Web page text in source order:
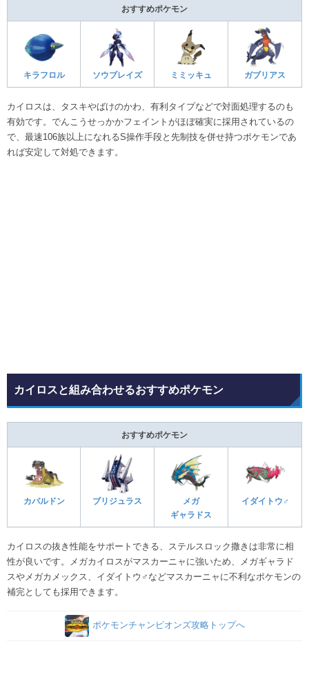
おすすめポケモン
キラフロル ソウブレイズ ミミッキュ ガブリアス
カイロスは、タスキやばけのかわ、有利タイプなどで対面処理するのも
有効です。でんこうせっかかフェイントがほぼ確実に採用されているの
で、最速106族以上になれるS操作手段と先制技を併せ持つポケモンであ
れば安定して対処できます。
カイロスと組み合わせるおすすめポケモン
おすすめポケモン
カバルドン ブリジュラス
メガ
ギャラドス
イダイトウ♂
カイロスの抜き性能をサポートできる、ステルスロック撒きは非常に相
性が良いです。メガカイロスがマスカーニャに強いため、メガギャラド
スやメガカメックス、イダイトウ♂などマスカーニャに不利なポケモンの
補完としても採用できます。
ポケモンチャンピオンズ攻略トップへ